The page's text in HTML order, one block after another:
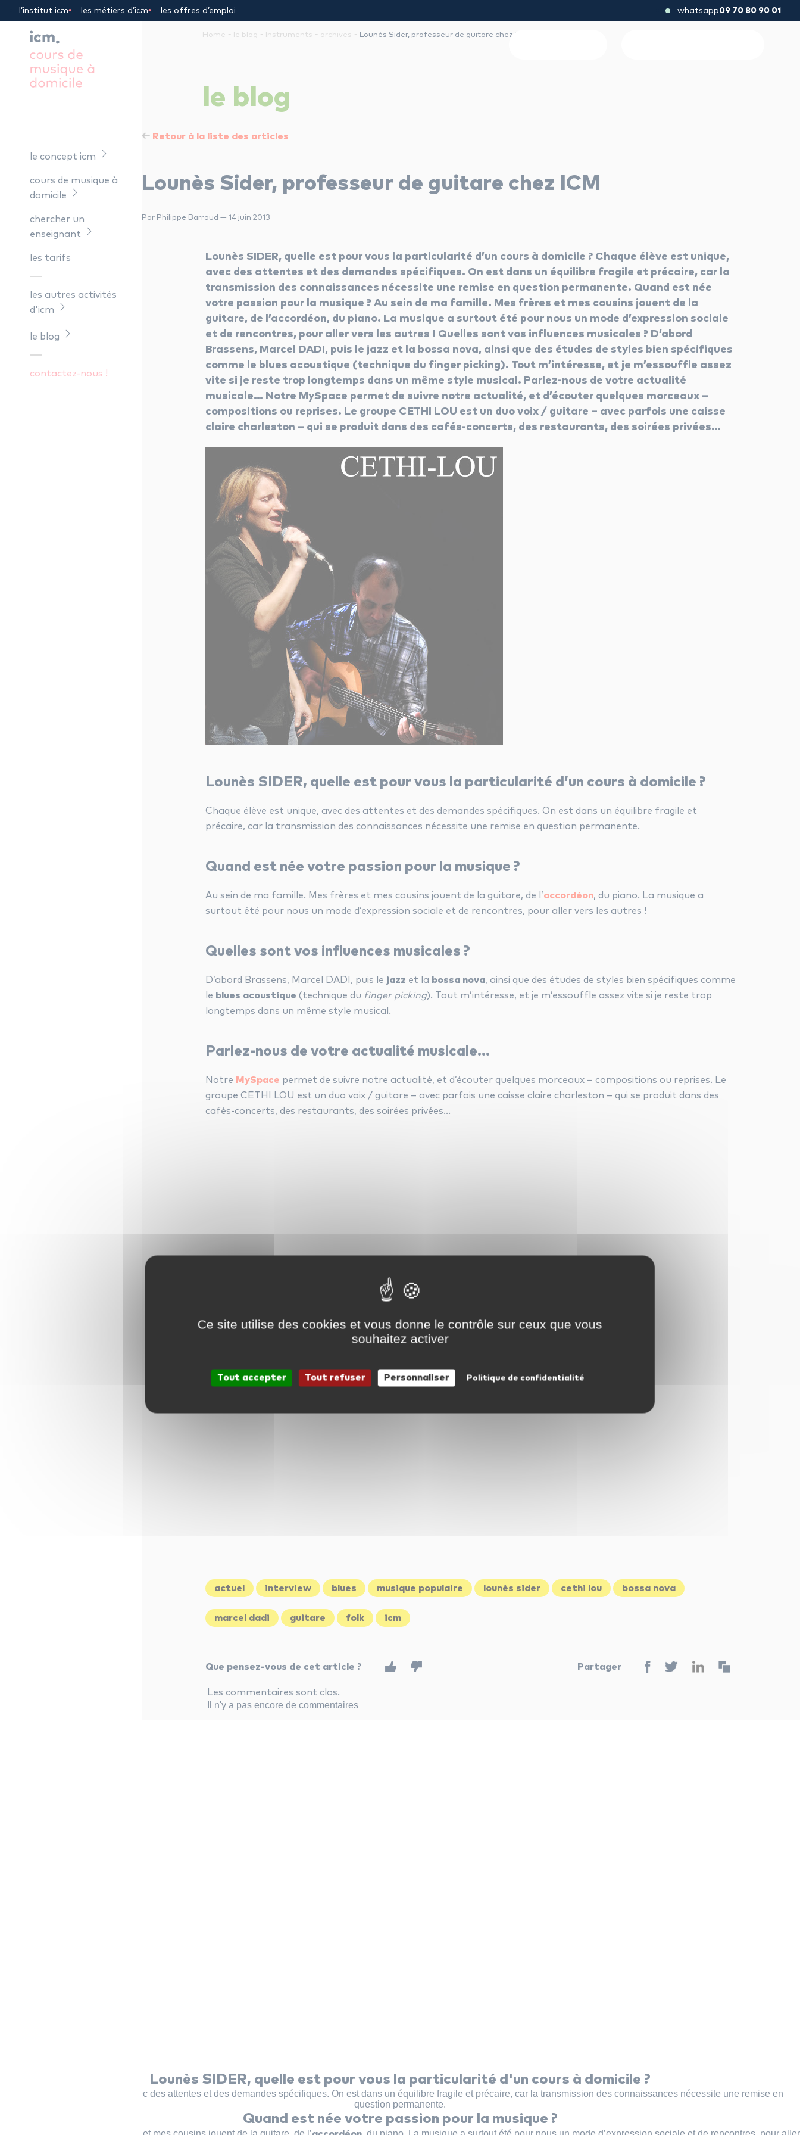
l’institut icm les métiers d’icm les offres d’emploi whatsapp09 70 80 90 01
le concept icm
cours de musique à
domicile
chercher un
enseignant
les tarifs
les autres activités
d'icm
le blog
contactez-nous !
Home - le blog - Instruments - archives - Lounès Sider, professeur de guitare chez ICM
le blog
Lounès SIDER, quelle est pour vous la particularité d'un cours à domicile ?
Chaque élève est unique, avec des attentes et des demandes spécifiques. On est dans un équilibre fragile et précaire, car la transmission des connaissances nécessite une remise en
question permanente.
Quand est née votre passion pour la musique ?
Retour à la liste des articles
Lounès Sider, professeur de guitare chez ICM
Par Philippe Barraud — 14 juin 2013
Lounès SIDER, quelle est pour vous la particularité d’un cours à domicile ? Chaque élève est unique,
avec des attentes et des demandes spécifiques. On est dans un équilibre fragile et précaire, car la
transmission des connaissances nécessite une remise en question permanente. Quand est née
votre passion pour la musique ? Au sein de ma famille. Mes frères et mes cousins jouent de la
guitare, de l’accordéon, du piano. La musique a surtout été pour nous un mode d’expression sociale
et de rencontres, pour aller vers les autres ! Quelles sont vos influences musicales ? D’abord
Brassens, Marcel DADI, puis le jazz et la bossa nova, ainsi que des études de styles bien spécifiques
comme le blues acoustique (technique du finger picking). Tout m’intéresse, et je m’essouffle assez
vite si je reste trop longtemps dans un même style musical. Parlez-nous de votre actualité
musicale… Notre MySpace permet de suivre notre actualité, et d’écouter quelques morceaux –
compositions ou reprises. Le groupe CETHI LOU est un duo voix / guitare – avec parfois une caisse
claire charleston – qui se produit dans des cafés-concerts, des restaurants, des soirées privées…
Lounès SIDER, quelle est pour vous la particularité d’un cours à domicile ?
Chaque élève est unique, avec des attentes et des demandes spécifiques. On est dans un équilibre fragile et
précaire, car la transmission des connaissances nécessite une remise en question permanente.
Quand est née votre passion pour la musique ?
Au sein de ma famille. Mes frères et mes cousins jouent de la guitare, de l’accordéon, du piano. La musique a
surtout été pour nous un mode d’expression sociale et de rencontres, pour aller vers les autres !
Quelles sont vos influences musicales ?
D’abord Brassens, Marcel DADI, puis le jazz et la bossa nova, ainsi que des études de styles bien spécifiques comme
le blues acoustique (technique du finger picking). Tout m’intéresse, et je m’essouffle assez vite si je reste trop
longtemps dans un même style musical.
Parlez-nous de votre actualité musicale…
Notre MySpace permet de suivre notre actualité, et d’écouter quelques morceaux – compositions ou reprises. Le
groupe CETHI LOU est un duo voix / guitare – avec parfois une caisse claire charleston – qui se produit dans des
cafés-concerts, des restaurants, des soirées privées…
actuel interview blues musique populaire lounès sider cethi lou bossa nova
marcel dadi guitare folk icm
Que pensez-vous de cet article ? Partager
Les commentaires sont clos.
Il n'y a pas encore de commentaires
Panneau de gestion des cookies
Ce site utilise des cookies et vous donne le contrôle sur ceux que vous
souhaitez activer
Tout accepter Tout refuser Personnaliser Politique de confidentialité